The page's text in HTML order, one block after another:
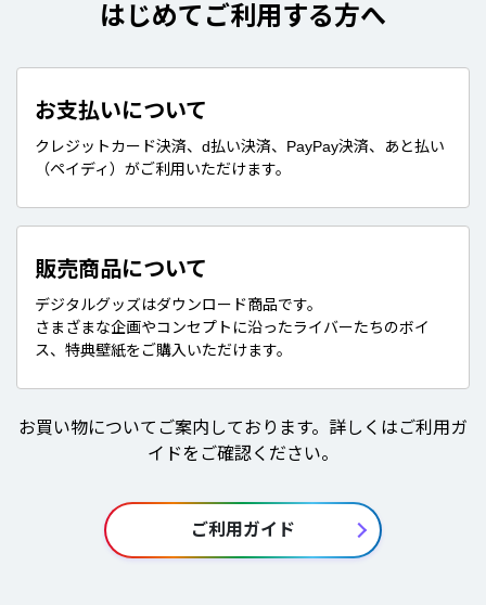
はじめてご利用する方へ
お支払いについて
クレジットカード決済、d払い決済、PayPay決済、あと払い
（ペイディ）がご利用いただけます。
販売商品について
デジタルグッズはダウンロード商品です。
さまざまな企画やコンセプトに沿ったライバーたちのボイ
ス、特典壁紙をご購入いただけます。
お買い物についてご案内しております。詳しくはご利用ガ
イドをご確認ください。
ご利用ガイド